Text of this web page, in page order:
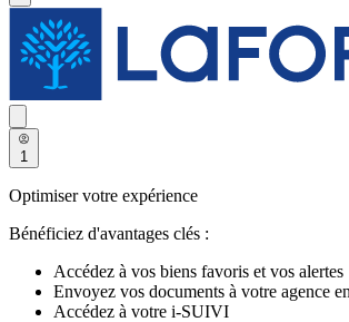
1
Optimiser votre expérience
Bénéficiez d'avantages clés :
Accédez à vos biens favoris et vos alertes
Envoyez vos documents à votre agence
Accédez à votre i-SUIVI